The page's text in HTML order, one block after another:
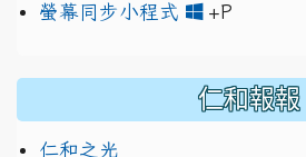
螢幕同步小程式
+P
仁和報報
仁和之光